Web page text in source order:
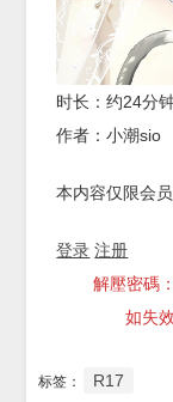
时长：约24分
作者：小潮sio
本内容仅限会
登录 注册
解壓密碼
如失
标签： R17